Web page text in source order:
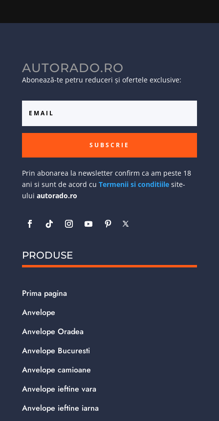
AUTORADO.RO
Abonează-te petru reduceri și ofertele exclusive:
SUBSCRIE
Prin abonarea la newsletter confirm ca am peste 18
ani si sunt de acord cu Termenii si conditiilesite-
ului autorado.ro
PRODUSE
Prima pagina
Anvelope
Anvelope Oradea
Anvelope Bucuresti
Anvelope camioane
Anvelope ieftine vara
Anvelope ieftine iarna